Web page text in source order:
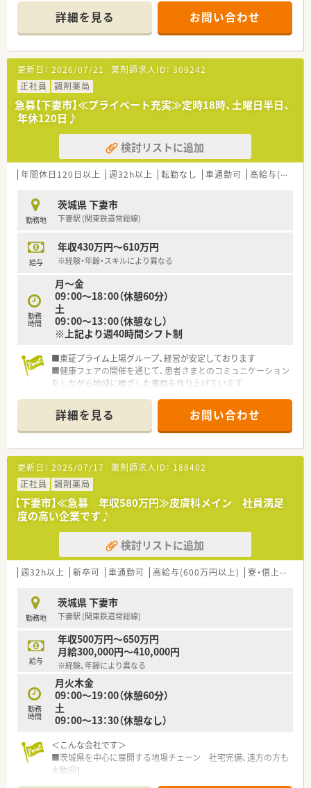
詳細を見る お問い合わせ
更新日： 2026/07/21 薬剤師求人ID： 309242
正社員
調剤薬局
急募【下妻市】≪プライベート充実≫定時18時、土曜日半日、
年休120日♪
検討リストに追加
年間休日120日以上 週32h以上 転勤なし 車通勤可 高給与(600万円以上)
勤務地
茨城県 下妻市
下妻駅 (関東鉄道常総線)
給与
年収430万円～610万円
※経験・年齢・スキルにより異なる
勤務
時間
月～金
09：00～18：00（休憩60分）
土
09：00～13：00（休憩なし）
※上記より週40時間シフト制
■東証プライム上場グループ、経営が安定しております
■健康フェアの開催を通じて、患者さまとのコミュニケーション
をしながら地域に根ざした薬局を作り上げています
化を積極的に推進しています。監査システムもピッキング・散剤
共に整っている環境です！
詳細を見る お問い合わせ
更新日： 2026/07/17 薬剤師求人ID： 188402
正社員
調剤薬局
【下妻市】≪急募 年収580万円≫皮膚科メイン 社員満足
度の高い企業です♪
検討リストに追加
週32h以上 新卒可 車通勤可 高給与(600万円以上) 寮・借上社宅あり
勤務地
茨城県 下妻市
下妻駅 (関東鉄道常総線)
給与
年収500万円～650万円
月給300,000円～410,000円
※経験、年齢により異なる
勤務
時間
月火木金
09：00～19：00（休憩60分）
土
09：00～13：30（休憩なし）
＜こんな会社です＞
■茨城県を中心に展開する地場チェーン 社宅完備、遠方の方も
大歓迎！